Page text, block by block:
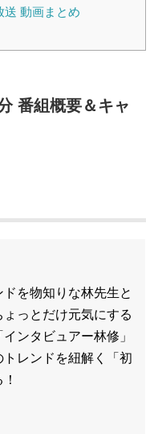
送 動画まとめ
番組概要＆キャ
を物知りな林先生と
っとだけ元気にする
ンタビュアー林修」
レンドを紐解く「初